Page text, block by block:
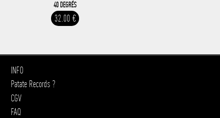
40 DEGRÉS
32.00 €
INFO
Patate Records ?
CGV
FAQ